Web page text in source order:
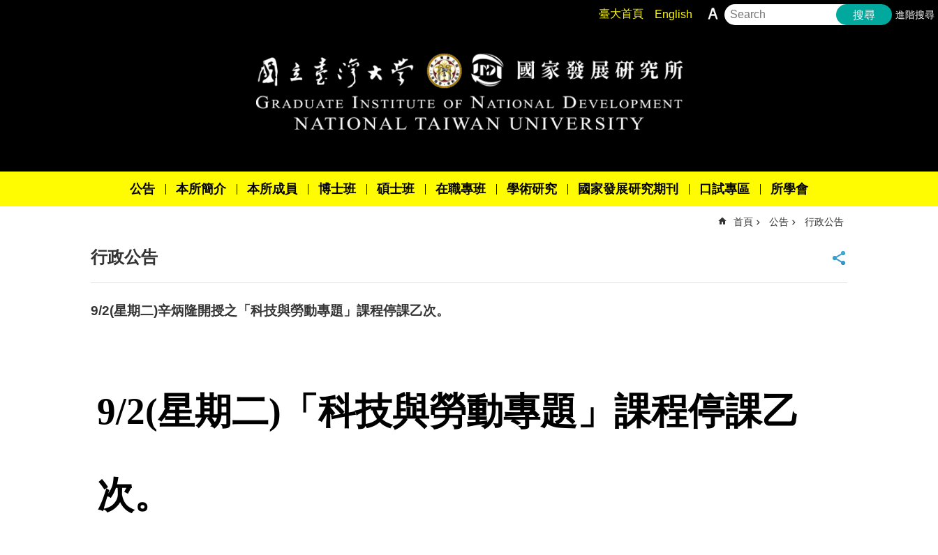
臺大首頁 English 搜尋 進階搜尋
公告 本所簡介 本所成員 博士班 碩士班 在職專班 學術研究 國家發展研究期刊 口試專區 所學會
首頁 公告 行政公告
行政公告
9/2(星期二)辛炳隆開授之「科技與勞動專題」課程停課乙次。
9/2(星期二)「科技與勞動專題」課程停課乙
次。